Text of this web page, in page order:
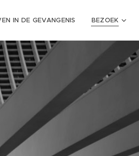
IN DE GEVANGENIS BEZOEK